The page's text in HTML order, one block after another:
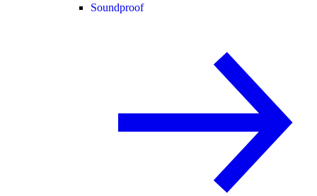
Soundproof